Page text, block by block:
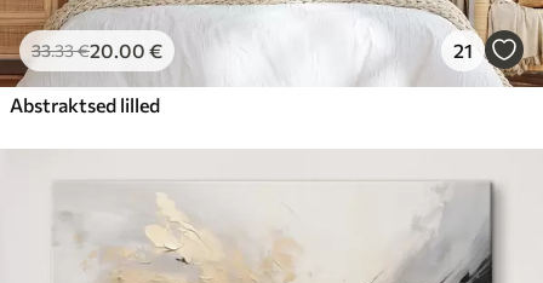
33.33€20.00 € 21
Abstraktsed lilled